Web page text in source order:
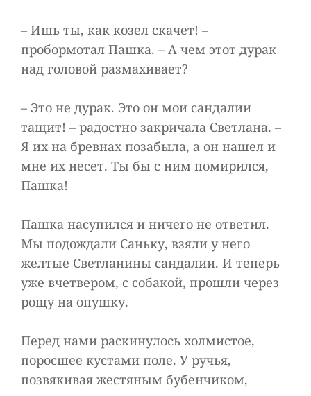
– Ишь ты, как козел скачет! –
пробормотал Пашка. – А чем этот дурак
над головой размахивает?
– Это не дурак. Это он мои сандалии
тащит! – радостно закричала Светлана. –
Я их на бревнах позабыла, а он нашел и
мне их несет. Ты бы с ним помирился,
Пашка!
Пашка насупился и ничего не ответил.
Мы подождали Саньку, взяли у него
желтые Светланины сандалии. И теперь
уже вчетвером, с собакой, прошли через
рощу на опушку.
Перед нами раскинулось холмистое,
поросшее кустами поле. У ручья,
позвякивая жестяным бубенчиком,